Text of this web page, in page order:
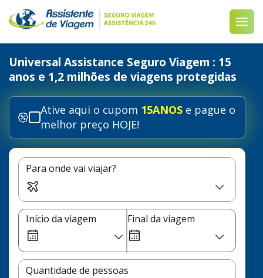
Universal Assistance Seguro Viagem : 15
anos e 1,2 milhões de viagens protegidas
Ative aqui o cupom 15ANOS e pague o
melhor preço HOJE!
Para onde vai viajar?
Início da viagem Final da viagem
Quantidade de pessoas